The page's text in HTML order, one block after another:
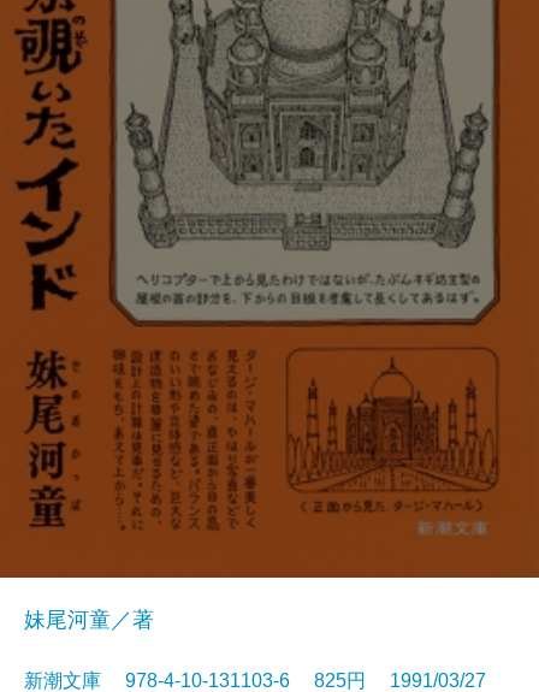
妹尾河童／著
新潮文庫 978-4-10-131103-6 825円 1991/03/27